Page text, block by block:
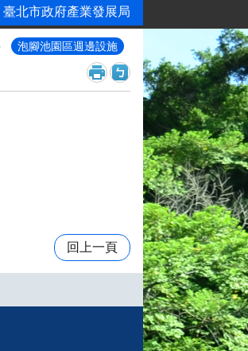
臺北市政府產業發展局
泡腳池園區週邊設施
回上一頁